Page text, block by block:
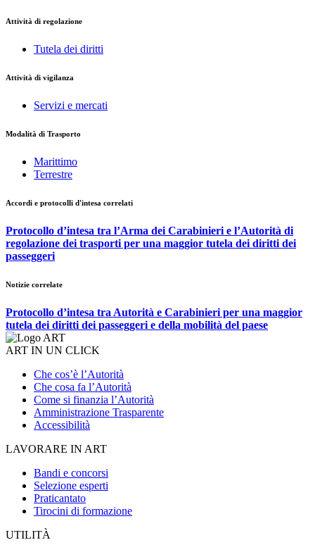
Attività di regolazione
Tutela dei diritti
Attività di vigilanza
Servizi e mercati
Modalità di Trasporto
Marittimo
Terrestre
Accordi e protocolli d'intesa correlati
Protocollo d’intesa tra l’Arma dei Carabinieri e l’Autorità di
regolazione dei trasporti per una maggior tutela dei diritti dei
passeggeri
Notizie correlate
Protocollo d’intesa tra Autorità e Carabinieri per una maggior
tutela dei diritti dei passeggeri e della mobilità del paese
ART IN UN CLICK
Che cos’è l’Autorità
Che cosa fa l’Autorità
Come si finanzia l’Autorità
Amministrazione Trasparente
Accessibilità
LAVORARE IN ART
Bandi e concorsi
Selezione esperti
Praticantato
Tirocini di formazione
UTILITÀ